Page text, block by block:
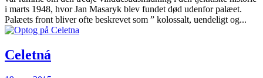
i marts 1948, hvor Jan Masaryk blev fundet død udenfor palæet.
Palæets front bliver ofte beskrevet som ” kolossalt, uendeligt og...
Celetná